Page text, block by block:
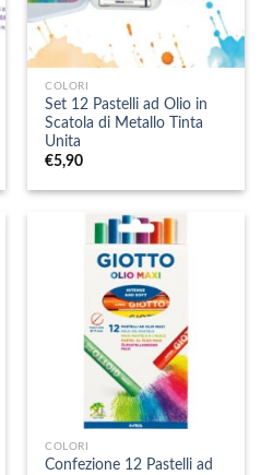
COLORI
Set 12 Pastelli ad Olio in
Scatola di Metallo Tinta
Unita
€5,90
COLORI
Confezione 12 Pastelli ad